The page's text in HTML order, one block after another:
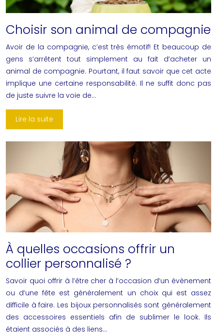
Choisir son animal de compagnie
Avoir de la compagnie, c’est très émotif! Et beaucoup de
gens s’arrêtent tout simplement au fait d’acheter un
animal de compagnie. Pourtant, il faut savoir que cet acte
implique une certaine responsabilité. Il ne suffit donc pas
de juste suivre la voie de…
Lire la suite
À quelles occasions offrir un
collier personnalisé ?
Savoir quoi offrir à l’être cher à l’occasion d’un évènement
ou d’une fête est généralement un choix qui est assez
difficile à faire. Les bijoux personnalisés sont généralement
des accessoires essentiels afin de sublimer le look. Ils
étaient associés à des liens…